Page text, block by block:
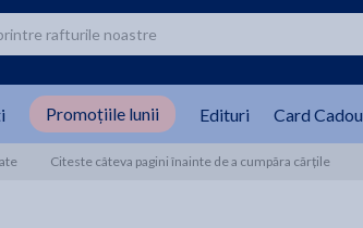
Promoțiile lunii Edituri Card Cadou
Citeste câteva pagini înainte de a cumpăra cărțile